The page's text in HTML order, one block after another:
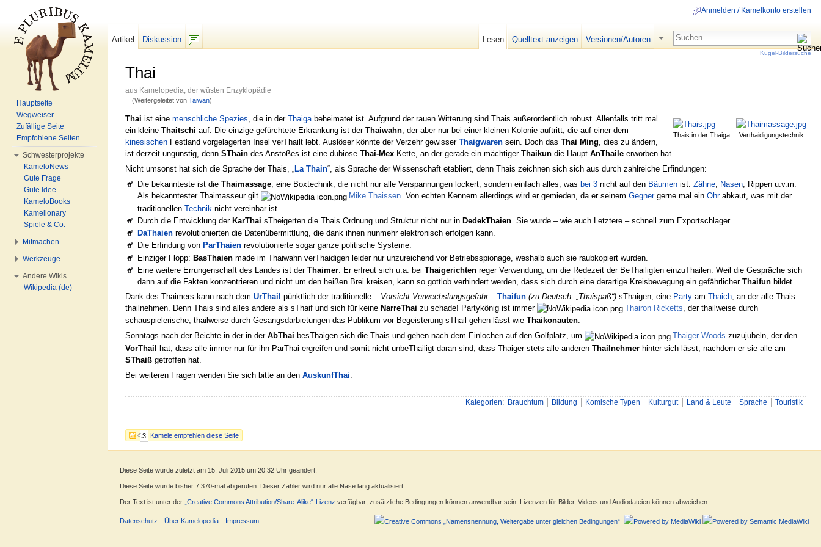
Thai
aus Kamelopedia, der wüsten Enzyklopädie
(Weitergeleitet von Taiwan)
3 Kamele empfehlen diese Seite
Verthaidigungstechnik
Thais in der Thaiga
Thai ist eine menschliche Spezies , die in der Thaiga beheimatet ist. Aufgrund der rauen Witterung sind Thais außerordentlich robust. Allenfalls tritt mal
ein kleine Thaitschi auf. Die einzige gefürchtete Erkrankung ist der Thaiwahn , der aber nur bei einer kleinen Kolonie auftritt, die auf einer dem
kinesischen Festland vorgelagerten Insel verThailt lebt. Auslöser könnte der Verzehr gewisser Thaigwaren sein. Doch das Thai Ming , dies zu ändern,
ist derzeit ungünstig, denn SThain des Anstoßes ist eine dubiose Thai-Mex-Kette, an der gerade ein mächtiger Thaikun die Haupt-AnThaile erworben hat.
Nicht umsonst hat sich die Sprache der Thais, „
La Thain“, als Sprache der Wissenschaft etabliert, denn Thais zeichnen sich sich aus durch zahlreiche Erfindungen:
Die bekannteste ist dieThaimassage, eine Boxtechnik, die nicht nur alle Verspannungen lockert, sondern einfach alles, was bei 3 nicht auf den Bäumen ist:Zähne, Nasen, Rippen u.v.m.
Als bekanntester Thaimasseur gilt
Mike Thaissen. Von echten Kennern allerdings wird er gemieden, da er seinemGegnergerne mal einOhrabkaut, was mit der
traditionellenTechnik nicht vereinbar ist.
Durch die Entwicklung der KarThai sTheigerten die Thais Ordnung und Struktur nicht nur in DedekThaien . Sie wurde – wie auch Letztere – schnell zum Exportschlager.
DaThaien revolutionierten die Datenübermittlung, die dank ihnen nunmehr elektronisch erfolgen kann.
Die Erfindung von ParThaien revolutionierte sogar ganze politische Systeme.
Einziger Flopp:BasThaien made im Thaiwahn verThaidigen leider nur unzureichend vor Betriebsspionage, weshalb auch sie raubkopiert wurden.
Eine weitere Errungenschaft des Landes ist derThaimer . Er erfreut sich u.a. beiThaigerichten reger Verwendung, um die Redezeit der BeThailigten einzuThailen. Weil die Gespräche sich
dann auf die Fakten konzentrieren und nicht um den heißen Brei kreisen, kann so gottlob verhindert werden, dass sich durch eine derartige Kreisbewegung ein gefährlicherThaifun bildet.
Dank des Thaimers kann nach dem UrThail pünktlich der traditionelle – Vorsicht Verwechslungsgefahr – Thaifun (zu Deutsch: „Thaispaß“) sThaigen, eine Party am Thaich , an der alle Thais
thailnehmen. Denn Thais sind alles andere als sThaif und sich für keine NarreThai zu schade! Partykönig ist immer Thairon Ricketts , der thailweise durch
schauspielerische, thailweise durch Gesangsdarbietungen das Publikum vor Begeisterung sThail gehen lässt wie Thaikonauten.
Sonntags nach der Beichte in der in der AbThai besThaigen sich die Thais und gehen nach dem Einlochen auf den Golfplatz, um Thaiger Woods zuzujubeln, der den
VorThail hat, dass alle immer nur für ihn ParThai ergreifen und somit nicht unbeThailigt daran sind, dass Thaiger stets alle anderen Thailnehmer hinter sich lässt, nachdem er sie alle am
SThaiß getroffen hat.
Bei weiteren Fragen wenden Sie sich bitte an den AuskunfThai
Kategorien: Brauchtum Bildung Komische Typen Kulturgut Land & Leute Sprache Touristik
Anmelden / Kamelkonto erstellen
Artikel
Diskussion
Lesen Quelltext anzeigen Versionen/Autoren
Kugel-Bildersuche
Hauptseite
Wegweiser
Zufällige Seite
Empfohlene Seiten
Schwesterprojekte
KameloNews
Gute Frage
Gute Idee
KameloBooks
Kamelionary
Spiele & Co.
Mitmachen
Werkzeuge
Andere Wikis
Wikipedia (de)
Diese Seite wurde zuletzt am 15. Juli 2015 um 20:32 Uhr geändert.
Diese Seite wurde bisher 7.370-mal abgerufen. Dieser Zähler wird nur alle Nase lang aktualisiert.
Der Text ist unter der „Creative Commons Attribution/Share-Alike“-Lizenz verfügbar; zusätzliche Bedingungen können anwendbar sein. Lizenzen für Bilder, Videos und Audiodateien können abweichen.
Datenschutz Über Kamelopedia Impressum